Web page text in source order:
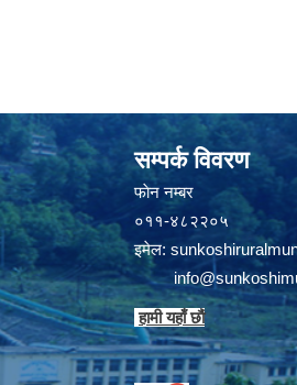
सम्पर्क विवरण
फाेन न‌‍‍‍‌‌म्बर
०११-४८२२०५
इमेल:
हामी यहाँ छाै‌ं